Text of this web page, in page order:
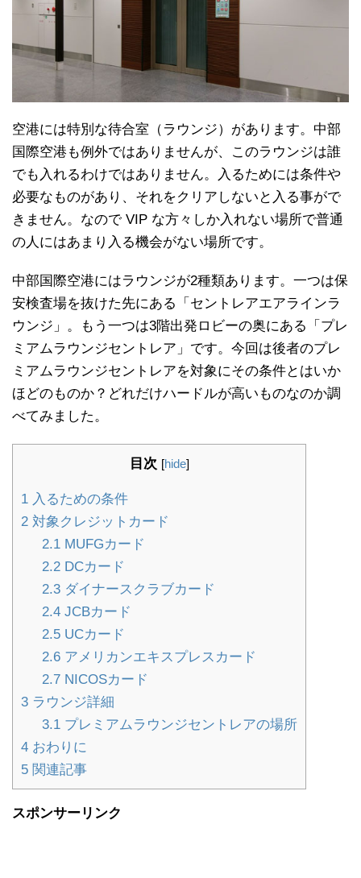
空港には特別な待合室（ラウンジ）があります。中部
国際空港も例外ではありませんが、このラウンジは誰
でも入れるわけではありません。入るためには条件や
必要なものがあり、それをクリアしないと入る事がで
きません。なので VIP な方々しか入れない場所で普通
の人にはあまり入る機会がない場所です。
中部国際空港にはラウンジが2種類あります。一つは保
安検査場を抜けた先にある「セントレアエアラインラ
ウンジ」。もう一つは3階出発ロビーの奥にある「プレ
ミアムラウンジセントレア」です。今回は後者のプレ
ミアムラウンジセントレアを対象にその条件とはいか
ほどのものか？どれだけハードルが高いものなのか調
べてみました。
目次 [hide]
1 入るための条件
2 対象クレジットカード
2.1MUFGカード
2.2DCカード
2.3ダイナースクラブカード
2.4JCBカード
2.5UCカード
2.6アメリカンエキスプレスカード
2.7NICOSカード
3 ラウンジ詳細
3.1プレミアムラウンジセントレアの場所
4 おわりに
5 関連記事
スポンサーリンク